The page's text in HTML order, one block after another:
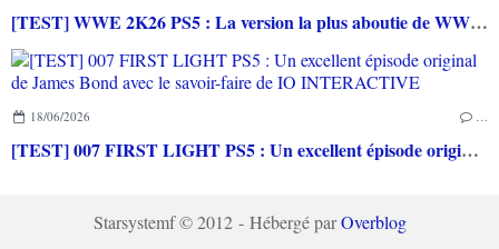
[TEST] WWE 2K26 PS5 : La version la plus aboutie de WWE 2K depuis la pause
18/06/2026 …
[TEST] 007 FIRST LIGHT PS5 : Un excellent épisode original de James Bond avec le savoir-faire de IO INTERACTIVE
Starsystemf © 2012 - Hébergé parOverblog